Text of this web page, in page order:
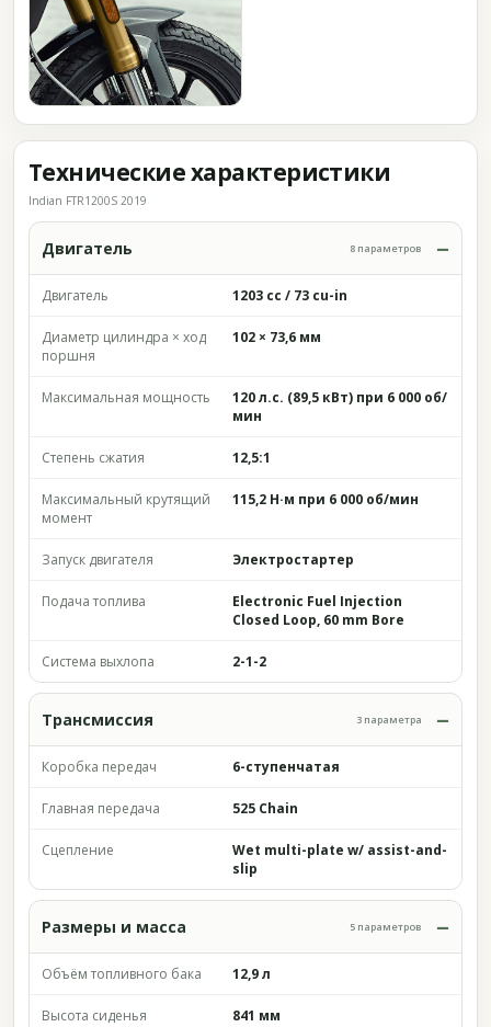
Технические характеристики
Indian FTR1200S 2019
Двигатель 8 параметров
Двигатель 1203 cc / 73 cu-in
Диаметр цилиндра × ход
поршня
102 × 73,6 мм
Максимальная мощность
120 л.с. (89,5 кВт) при 6 000 об/
мин
Степень сжатия 12,5:1
Максимальный крутящий
момент
115,2 Н·м при 6 000 об/мин
Запуск двигателя Электростартер
Подача топлива
Electronic Fuel Injection
Closed Loop, 60 mm Bore
Система выхлопа 2-1-2
Трансмиссия 3 параметра
Коробка передач 6-ступенчатая
Главная передача 525 Chain
Сцепление
Wet multi-plate w/ assist-and-
slip
Размеры и масса 5 параметров
Объём топливного бака 12,9 л
Высота сиденья 841 мм